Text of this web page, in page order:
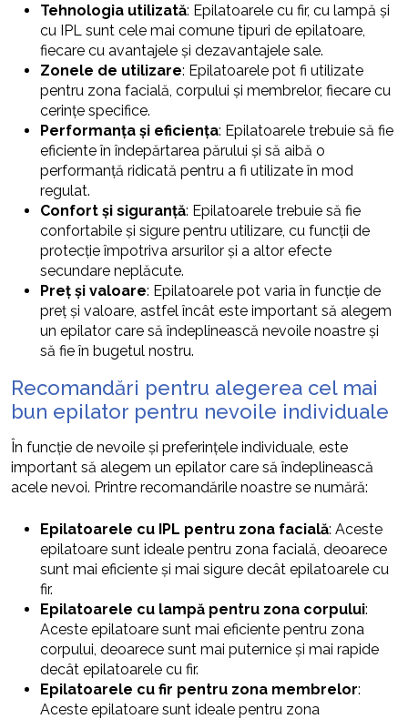
Tehnologia utilizată: Epilatoarele cu fir, cu lampă și
cu IPL sunt cele mai comune tipuri de epilatoare,
fiecare cu avantajele și dezavantajele sale.
Zonele de utilizare: Epilatoarele pot fi utilizate
pentru zona facială, corpului și membrelor, fiecare cu
cerințe specifice.
Performanța și eficiența: Epilatoarele trebuie să fie
eficiente în îndepărtarea părului și să aibă o
performanță ridicată pentru a fi utilizate în mod
regulat.
Confort și siguranță: Epilatoarele trebuie să fie
confortabile și sigure pentru utilizare, cu funcții de
protecție împotriva arsurilor și a altor efecte
secundare neplăcute.
Preț și valoare: Epilatoarele pot varia în funcție de
preț și valoare, astfel încât este important să alegem
un epilator care să îndeplinească nevoile noastre și
să fie în bugetul nostru.
Recomandări pentru alegerea cel mai
bun epilator pentru nevoile individuale
În funcție de nevoile și preferințele individuale, este
important să alegem un epilator care să îndeplinească
acele nevoi. Printre recomandările noastre se numără:
Epilatoarele cu IPL pentru zona facială: Aceste
epilatoare sunt ideale pentru zona facială, deoarece
sunt mai eficiente și mai sigure decât epilatoarele cu
fir.
Epilatoarele cu lampă pentru zona corpului:
Aceste epilatoare sunt mai eficiente pentru zona
corpului, deoarece sunt mai puternice și mai rapide
decât epilatoarele cu fir.
Epilatoarele cu fir pentru zona membrelor:
Aceste epilatoare sunt ideale pentru zona